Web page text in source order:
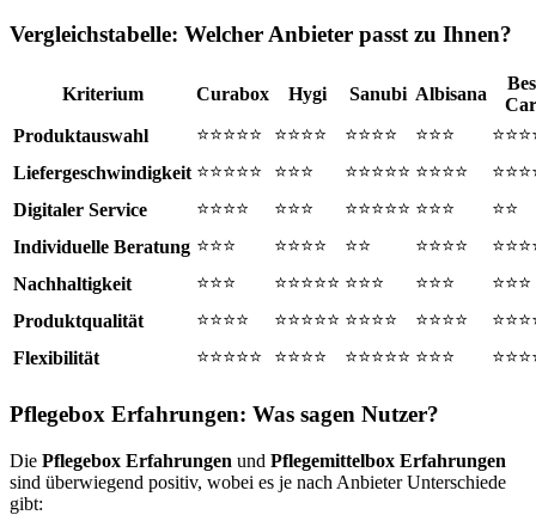
Vergleichstabelle: Welcher Anbieter passt zu Ihnen?
Kriterium Curabox Hygi Sanubi Albisana
Produktauswahl
⭐⭐⭐⭐⭐ ⭐⭐⭐⭐ ⭐⭐⭐⭐ ⭐⭐⭐
Liefergeschwindigkeit ⭐⭐⭐⭐⭐ ⭐⭐⭐ ⭐⭐⭐⭐⭐ ⭐⭐⭐⭐
Digitaler Service
⭐⭐⭐⭐ ⭐⭐⭐ ⭐⭐⭐⭐⭐ ⭐⭐⭐
⭐⭐
Individuelle Beratung ⭐⭐⭐ ⭐⭐⭐⭐ ⭐⭐ ⭐⭐⭐⭐
Nachhaltigkeit
⭐⭐⭐ ⭐⭐⭐⭐⭐ ⭐⭐⭐ ⭐⭐⭐
⭐⭐⭐
Produktqualität
⭐⭐⭐⭐ ⭐⭐⭐⭐⭐ ⭐⭐⭐⭐ ⭐⭐⭐⭐
Flexibilität
⭐⭐⭐⭐⭐ ⭐⭐⭐⭐ ⭐⭐⭐⭐⭐ ⭐⭐⭐
Pflegebox Erfahrungen: Was sagen Nutzer?
Die Pflegebox Erfahrungen und Pflegemittelbox Erfahrungen
sind überwiegend positiv, wobei es je nach Anbieter Unterschiede
gibt: